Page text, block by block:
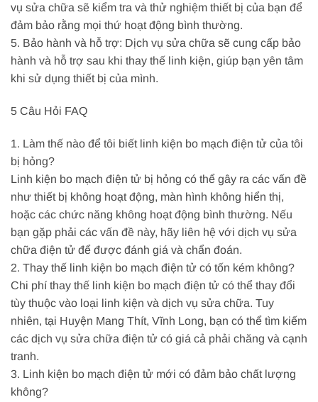
vụ sửa chữa sẽ kiểm tra và thử nghiệm thiết bị của bạn để
đảm bảo rằng mọi thứ hoạt động bình thường.
5. Bảo hành và hỗ trợ: Dịch vụ sửa chữa sẽ cung cấp bảo
hành và hỗ trợ sau khi thay thế linh kiện, giúp bạn yên tâm
khi sử dụng thiết bị của mình.
5 Câu Hỏi FAQ
1. Làm thế nào để tôi biết linh kiện bo mạch điện tử của tôi
bị hỏng?
Linh kiện bo mạch điện tử bị hỏng có thể gây ra các vấn đề
như thiết bị không hoạt động, màn hình không hiển thị,
hoặc các chức năng không hoạt động bình thường. Nếu
bạn gặp phải các vấn đề này, hãy liên hệ với dịch vụ sửa
chữa điện tử để được đánh giá và chẩn đoán.
2. Thay thế linh kiện bo mạch điện tử có tốn kém không?
Chi phí thay thế linh kiện bo mạch điện tử có thể thay đổi
tùy thuộc vào loại linh kiện và dịch vụ sửa chữa. Tuy
nhiên, tại Huyện Mang Thít, Vĩnh Long, bạn có thể tìm kiếm
các dịch vụ sửa chữa điện tử có giá cả phải chăng và cạnh
tranh.
3. Linh kiện bo mạch điện tử mới có đảm bảo chất lượng
không?